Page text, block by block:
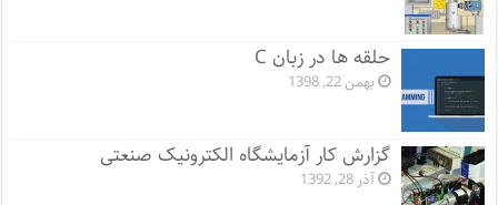
حلقه ها در زبان C
بهمن 22, 1398
گزارش کار آزمایشگاه الکترونیک صنعتی
آذر 28, 1392